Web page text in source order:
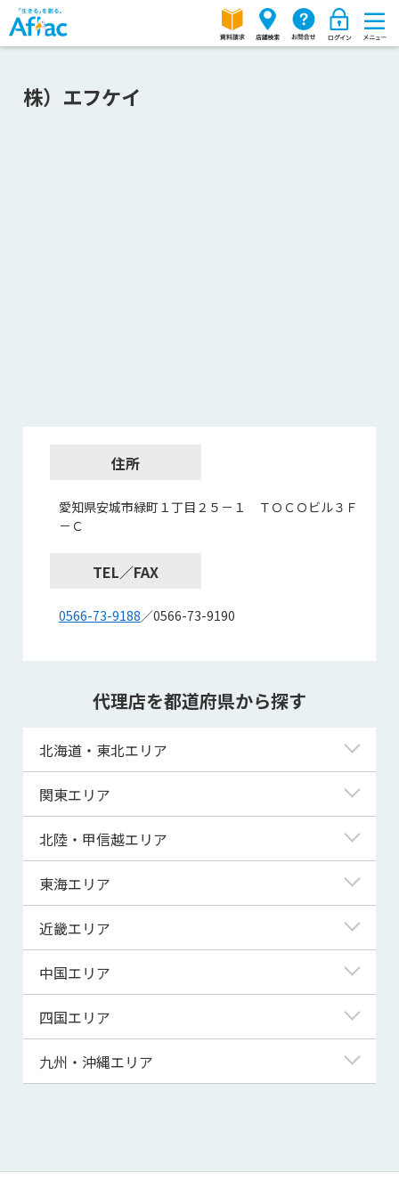
株）エフケイ
住所
愛知県安城市緑町１丁目２５－１ ＴＯＣＯビル３Ｆ
－Ｃ
TEL／FAX
0566-73-9188／0566-73-9190
代理店を都道府県から探す
北海道・東北エリア
北海道
青森県
宮城県
秋田県
山形県
関東エリア
東京都
神奈川県
埼玉県
千葉県
茨城県
群馬県
北陸・甲信越エリア
新潟県
富山県
福井県
山梨県
長野県
東海エリア
岐阜県
静岡県
三重県
近畿エリア
滋賀県
京都府
大阪府
兵庫県
和歌山県
中国エリア
鳥取県
島根県
山口県
四国エリア
徳島県
高知県
九州・沖縄エリア